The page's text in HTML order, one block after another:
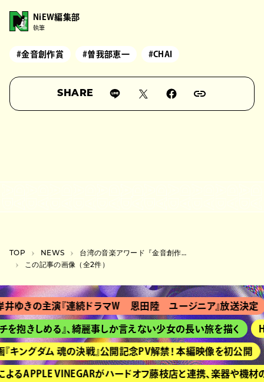
NiEW編集部
執筆
#金音創作賞 #曽我部恵一 #CHAI
SHARE
TOP NEWS
台湾の音楽アワード『金音創作獎』日本向け生配信に曽我部恵一とCHAIのマナが出演
この記事の画像（全2件）
ゆきの主演『連続ドラマＷ 恩田陸 ユージニア』放送決定
抱きしめる』、綺麗事しか言えない少女の長い旅を描く
ングダム 魂の決戦』公開記念PV解禁！ 本編映像を初公開
るAPPLE VINEGARがハードオフ藤枝店と連携、楽器や機材